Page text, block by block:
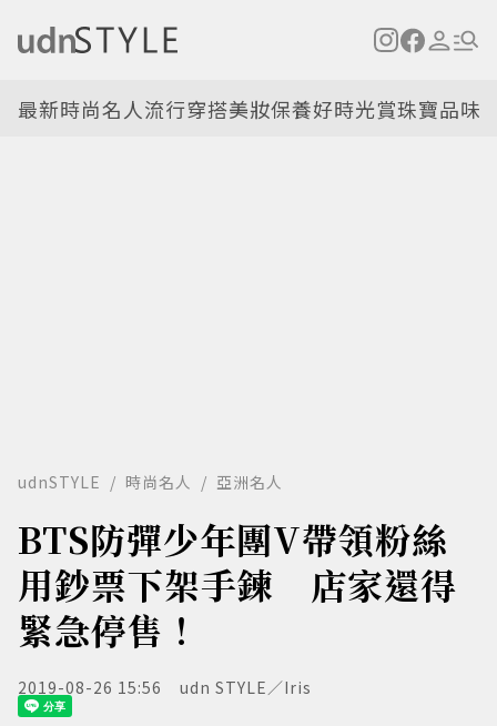
最新時尚名人流行穿搭美妝保養好時光賞珠寶品味
udnSTYLE 時尚名人 亞洲名人
BTS防彈少年團V帶領粉絲
用鈔票下架手鍊 店家還得
緊急停售！
2019-08-26 15:56 udn STYLE／Iris